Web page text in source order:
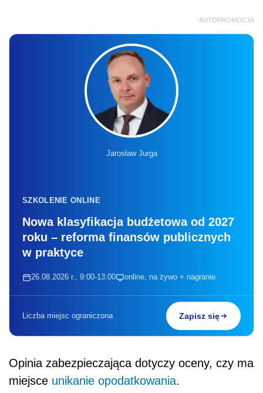
AUTOPROMOCJA
Jarosław Jurga
SZKOLENIE ONLINE
Nowa klasyfikacja budżetowa od 2027
roku – reforma finansów publicznych
w praktyce
26.08.2026 r., 9:00-13:00 online, na żywo + nagranie
Liczba miejsc ograniczona Zapisz się
Opinia zabezpieczająca dotyczy oceny, czy ma
miejsce unikanie opodatkowania.